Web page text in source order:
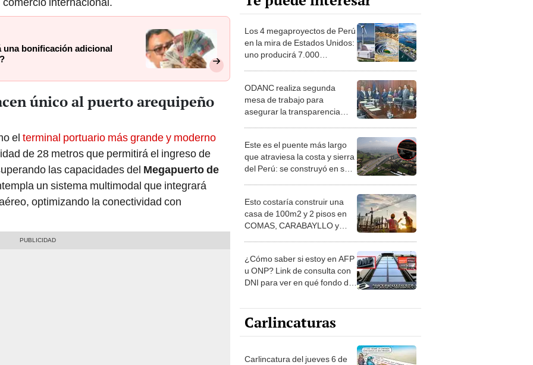
bonificación adicional
único al puerto arequipeño
el terminal portuario más grande y moderno
de 28 metros que permitirá el ingreso de
las capacidades del Megapuerto de
un sistema multimodal que integrará
optimizando la conectividad con
Los 4 megaproyectos de Perú
en la mira de Estados Unidos:
uno producirá 7.000
ODANC realiza segunda
mesa de trabajo para
asegurar la transparencia
Este es el puente más largo
que atraviesa la costa y sierra
del Perú: se construyó en solo
Esto costaría construir una
casa de 100m2 y 2 pisos en
COMAS, CARABAYLLO y
¿Cómo saber si estoy en AFP
u ONP? Link de consulta con
DNI para ver en qué fondo de
Carlincaturas
Carlincatura del jueves 6 de